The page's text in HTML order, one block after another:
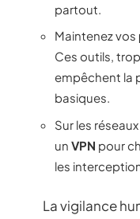
partout.
Maintenez vos
Ces outils,
empêchent la
basiques.
Sur les
un VPN pour
les
La vigilance